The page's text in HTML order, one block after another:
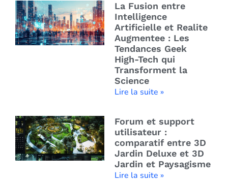
La Fusion entre
Intelligence
Artificielle et Realite
Augmentee : Les
Tendances Geek
High-Tech qui
Transforment la
Science
Lire la suite »
Forum et support
utilisateur :
comparatif entre 3D
Jardin Deluxe et 3D
Jardin et Paysagisme
Lire la suite »